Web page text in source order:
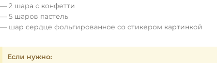
— 2 шара с конфетти
— 5 шаров пастель
— шар сердце фольгированное со стикером картинкой
Если нужно: